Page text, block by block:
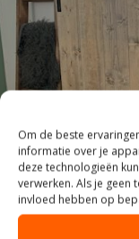
Om de beste
informatie over je
deze technologieën
verwerken. Als je geen
invloed hebben op